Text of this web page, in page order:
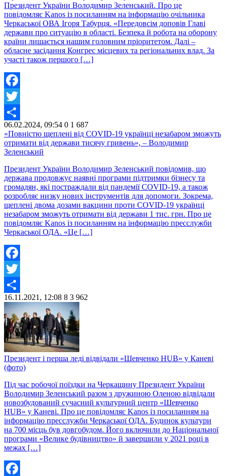
Президент України Володимир Зеленський. Про це
повідомляє Kanos із посиланням на інформацію очільника
Черкаської ОВА Ігоря Табурця. «Передовсім доповів Главі
держави про ситуацію в області. Безпека й робота на оборону
країни лишається нашим головним пріоритетом. Далі –
обласне засідання Конгрес місцевих та регіональних влад. За
участі також першого […]
Facebook
Twitter
Share
06.02.2024, 09:54 0 1 687
«Повністю щеплені від COVID-19 українці незабаром зможуть
отримати від держави тисячу гривень», – Володимир
Зеленський
Президент України Володимир Зеленський повідомив, що
держава продовжує наявні програми підтримки бізнесу та
громадян, які постраждали від пандемії COVID-19, а також
розробляє низку нових інструментів для допомоги. Зокрема,
щеплені двома дозами вакцини проти COVID-19 українці
незабаром зможуть отримати від держави 1 тис. грн. Про це
повідомляє Kanos із посиланням на інформацію пресслужби
Черкаської ОДА. «Це […]
Facebook
Twitter
Share
16.11.2021, 12:08 8 3 962
Президент і перша леді відвідали «Шевченко HUB» у Каневі
(фото)
Під час робочої поїздки на Черкащину Президент України
Володимир Зеленський разом з дружиною Оленою відвідали
новозбудований сучасний культурний центр «Шевченко
HUB» у Каневі. Про це повідомляє Kanos із посиланням на
інформацію пресслужби Черкаської ОДА. Будинок культури
на 700 місць був довгобудом. Його включили до Національної
програми «Велике будівництво» й завершили у 2021 році в
межах […]